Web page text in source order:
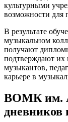
культурными
возможности для
В результате
музыкальном
получают
подтверждают их
музыкантов,
карьере в
ВОМК им.
дневников